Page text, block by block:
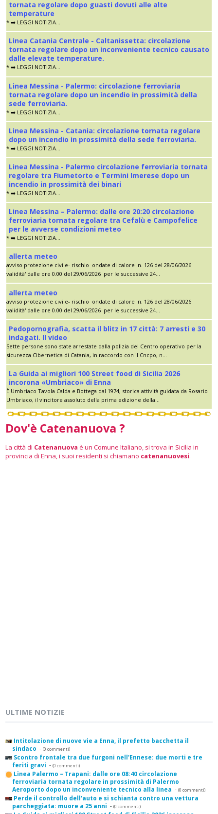
tornata regolare dopo guasti dovuti alle alte
temperature
* ➡️ LEGGI NOTIZIA...
Linea Catania Centrale - Caltanissetta: circolazione
tornata regolare dopo un inconveniente tecnico causato
dalle elevate temperature.
* ➡️ LEGGI NOTIZIA...
Linea Messina - Palermo: circolazione ferroviaria
tornata regolare dopo un incendio in prossimità della
sede ferroviaria.
* ➡️ LEGGI NOTIZIA...
Linea Messina - Catania: circolazione tornata regolare
dopo un incendio in prossimità della sede ferroviaria.
* ➡️ LEGGI NOTIZIA...
Linea Messina - Palermo circolazione ferroviaria tornata
regolare tra Fiumetorto e Termini Imerese dopo un
incendio in prossimità dei binari
* ➡️ LEGGI NOTIZIA...
Linea Messina – Palermo: dalle ore 20:20 circolazione
ferroviaria tornata regolare tra Cefalù e Campofelice
per le avverse condizioni meteo
* ➡️ LEGGI NOTIZIA...
allerta meteo
avviso protezione civile- rischio ondate di calore n. 126 del 28/06/2026
validità' dalle ore 0.00 del 29/06/2026 per le successive 24...
allerta meteo
avviso protezione civile- rischio ondate di calore n. 126 del 28/06/2026
validità' dalle ore 0.00 del 29/06/2026 per le successive 24...
Pedopornografia, scatta il blitz in 17 città: 7 arresti e 30
indagati. Il video
Sette persone sono state arrestate dalla polizia del Centro operativo per la
sicurezza Cibernetica di Catania, in raccordo con il Cncpo, n...
La Guida ai migliori 100 Street food di Sicilia 2026
incorona «Umbriaco» di Enna
È Umbriaco Tavola Calda e Bottega dal 1974, storica attività guidata da Rosario
Umbriaco, il vincitore assoluto della prima edizione della...
Dov'è Catenanuova ?
La città di Catenanuova è un Comune Italiano, si trova in Sicilia in
provincia di Enna, i suoi residenti si chiamano catenanuovesi.
ULTIME NOTIZIE
Intitolazione di nuove vie a Enna, il prefetto bacchetta il
sindaco - (0 commenti)
Scontro frontale tra due furgoni nell'Ennese: due morti e tre
feriti gravi - (0 commenti)
Linea Palermo – Trapani: dalle ore 08:40 circolazione
ferroviaria tornata regolare in prossimità di Palermo
Aeroporto dopo un inconveniente tecnico alla linea - (0 commenti)
Perde il controllo dell'auto e si schianta contro una vettura
parcheggiata: muore a 25 anni - (0 commenti)